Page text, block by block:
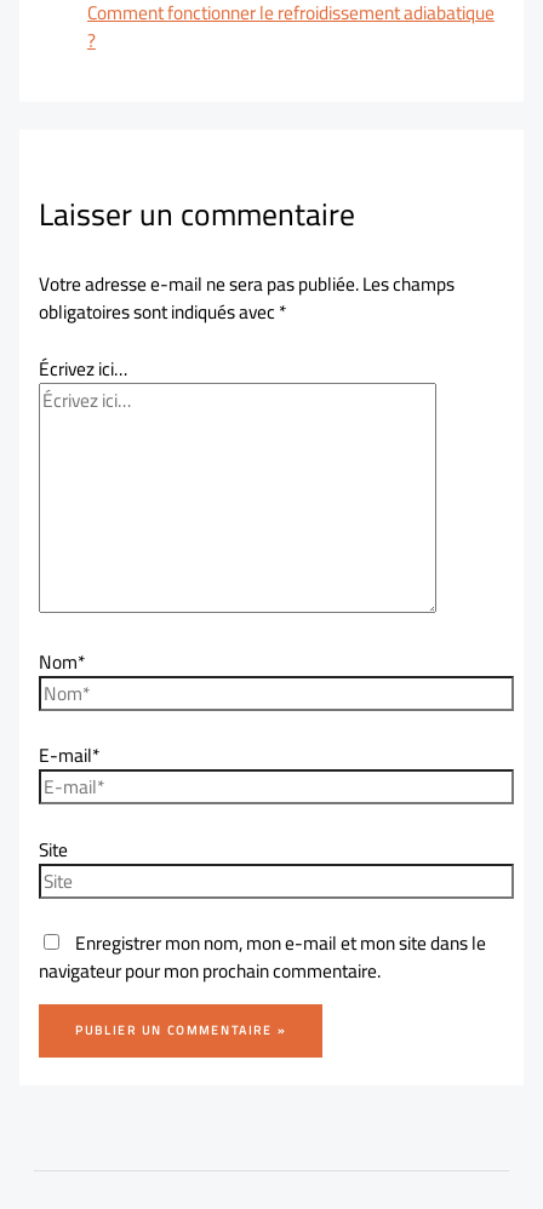
Comment fonctionner le refroidissement adiabatique
?
Laisser un commentaire
Votre adresse e-mail ne sera pas publiée.Les champs
obligatoires sont indiqués avec*
Écrivez ici…
Nom*
E-mail*
Site
Enregistrer mon nom, mon e-mail et mon site dans le
navigateur pour mon prochain commentaire.